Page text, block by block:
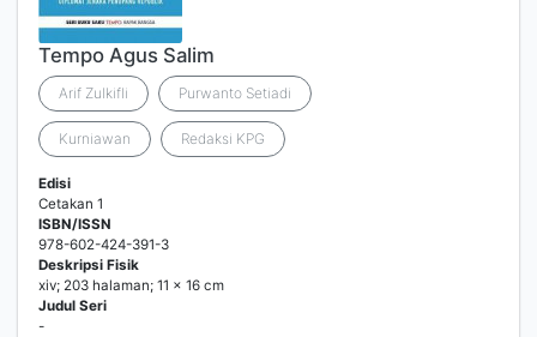
Tempo Agus Salim
Arif Zulkifli Purwanto Setiadi
Kurniawan Redaksi KPG
Edisi
Cetakan 1
ISBN/ISSN
978-602-424-391-3
Deskripsi Fisik
xiv; 203 halaman; 11 x 16 cm
Judul Seri
-